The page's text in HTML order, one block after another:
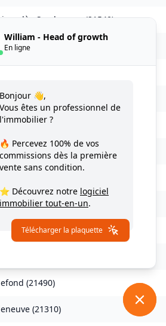
lès-Sombernon(21540)
(
(21130
(21580)
(21330)
la-Roche(21410)
le-Châtel(21310)
(21490)
(21310)
William - Head of growth
En ligne
Bonjour 👋,
Vous êtes un professionnel de
l'immobilier ?
🔥 Percevez 100% de vos
commissions dès la première
vente sans condition.
⭐ Découvrez notre logiciel
immobilier tout-en-un.
Télécharger la plaquette